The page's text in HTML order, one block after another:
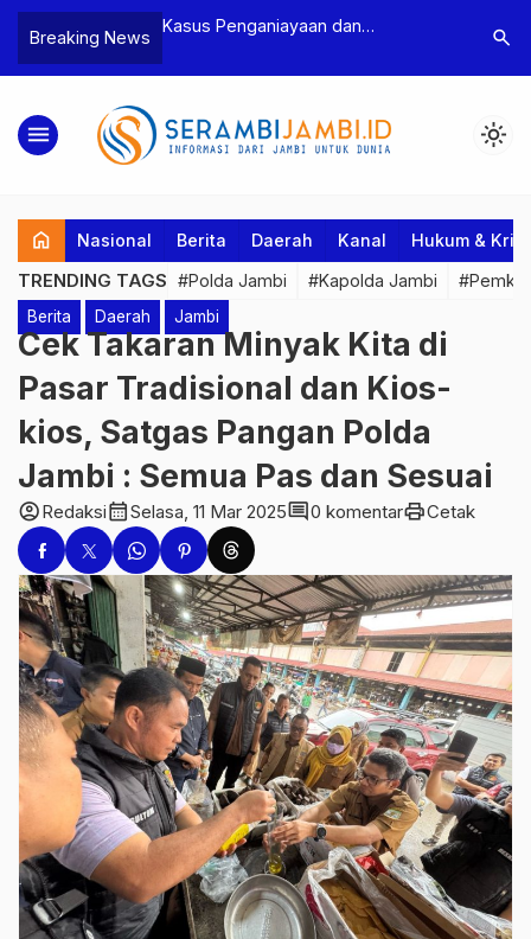
Breaking News
Kasus Penganiayaan dan
Pengancaman Ketua BPD, Polres
Tebo Tetapkan Dua Tersangka
Polres Tebo Ungkap
Dua Pelaku
search
menu light_mode
home Nasional Berita Daerah Kanal Hukum &
TRENDING TAGS #Polda Jambi #Kapolda Jambi
Berita Daerah Jambi
Cek Takaran Minyak Kita di
Pasar Tradisional dan Kios-
kios, Satgas Pangan Polda
Jambi : Semua Pas dan Sesuai
account_circleRedaksicalendar_monthSelasa, 11 Mar 2025comment0 komentarprintCetak